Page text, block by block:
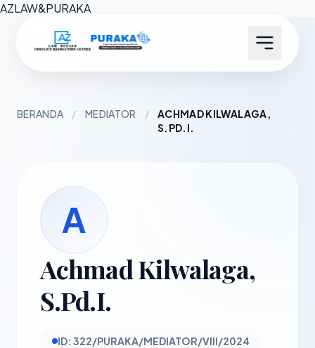
AZLAW&PURAKA
BERANDA / MEDIATOR /
ACHMAD KILWALAGA,
S.PD.I.
A
Achmad Kilwalaga,
S.Pd.I.
ID: 322/PURAKA/MEDIATOR/VIII/2024